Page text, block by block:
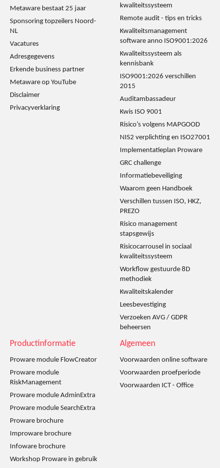
Metaware bestaat 25 jaar
Sponsoring topzeilers Noord-
NL
Vacatures
Adresgegevens
Erkende business partner
Metaware op YouTube
Disclaimer
Privacyverklaring
kwaliteitssysteem
Remote audit - tips en tricks
Kwaliteitsmanagement
software anno ISO9001:2026
Kwaliteitssysteem als
kennisbank
ISO9001:2026 verschillen
2015
Auditambassadeur
Kwis ISO 9001
Risico’s volgens MAPGOOD
NIS2 verplichting en ISO27001
Implementatieplan Proware
GRC challenge
Informatiebeveiliging
Waarom geen Handboek
Verschillen tussen ISO, HKZ,
PREZO
Risico management
stapsgewijs
Risicocarrousel in sociaal
kwaliteitssysteem
Workflow gestuurde 8D
methodiek
Kwaliteitskalender
Leesbevestiging
Verzoeken AVG / GDPR
beheersen
Productinformatie
Proware module FlowCreator
Proware module
RiskManagement
Proware module AdminExtra
Proware module SearchExtra
Proware brochure
Improware brochure
Infoware brochure
Workshop Proware in gebruik
Algemeen
Voorwaarden online software
Voorwaarden proefperiode
Voorwaarden ICT - Office